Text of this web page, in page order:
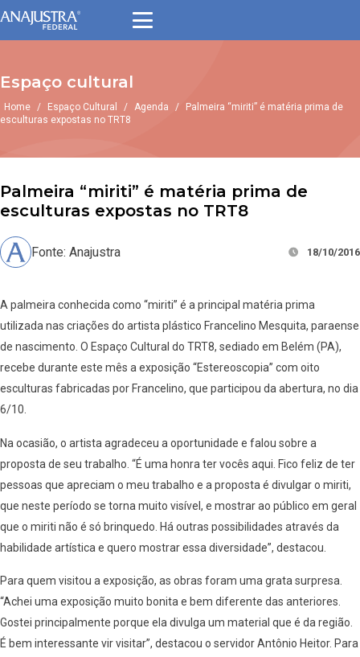
Espaço cultural
Home / Espaço Cultural / Agenda /
Palmeira “miriti” é matéria prima de
esculturas expostas no TRT8
Palmeira “miriti” é matéria prima de
esculturas expostas no TRT8
Fonte: Anajustra 18/10/2016
A palmeira conhecida como “miriti” é a principal matéria prima
utilizada nas criações do artista plástico Francelino Mesquita, paraense
de nascimento. O Espaço Cultural do TRT8, sediado em Belém (PA),
recebe durante este mês a exposição “Estereoscopia” com oito
esculturas fabricadas por Francelino, que participou da abertura, no dia
6/10.
Na ocasião, o artista agradeceu a oportunidade e falou sobre a
proposta de seu trabalho. “É uma honra ter vocês aqui. Fico feliz de ter
pessoas que apreciam o meu trabalho e a proposta é divulgar o miriti,
que neste período se torna muito visível, e mostrar ao público em geral
que o miriti não é só brinquedo. Há outras possibilidades através da
habilidade artística e quero mostrar essa diversidade”, destacou.
Para quem visitou a exposição, as obras foram uma grata surpresa.
“Achei uma exposição muito bonita e bem diferente das anteriores.
Gostei principalmente porque ela divulga um material que é da região.
É bem interessante vir visitar”, destacou o servidor Antônio Heitor. Para